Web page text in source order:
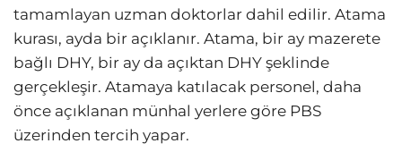
tamamlayan uzman doktorlar dahil edilir. Atama
kurası, ayda bir açıklanır. Atama, bir ay mazerete
bağlı DHY, bir ay da açıktan DHY şeklinde
gerçekleşir. Atamaya katılacak personel, daha
önce açıklanan münhal yerlere göre PBS
üzerinden tercih yapar.